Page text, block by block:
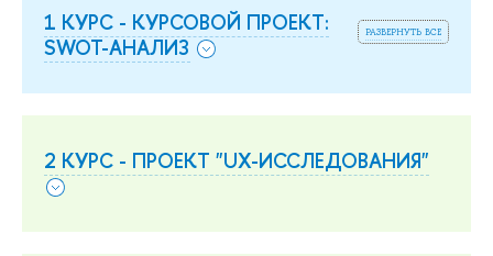
развернуть все
1 КУРС - КУРСОВОЙ ПРОЕКТ:
SWOT-АНАЛИЗ
2 КУРС - ПРОЕКТ "UX-ИССЛЕДОВАНИЯ"